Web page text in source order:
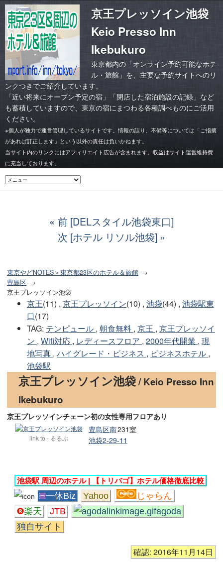
京王プレッソイン池袋
Keio Presso Inn
Ikebukuro
東京都内の「オンライン予約可能なホテ
ル・旅館」を、主要な予約サイトへのリ
ンクつきでご紹介しています。
「近い将来にオープン予定の宿 」「閉店した宿泊施設の記録 」など
も蓄積していますので、東京の宿にまつわる各種調べものにご活用
ください。
※個人が独力で運営管理しているサイトです。情報の誤り、不備等については「ご指摘
があれば訂正します」という以外の責任は負いかねます。
当サイト内のリンクにはアフィリエイト広告が含まれます。収益はサイト運営維持費
に充当しております。
前 [DELスタイル池袋東口]
次 [ホテル リソル池袋]
東京やどNOTES＞東京都23区のホテル＆旅館
豊島区
京王プレッソイン池袋
京王(11) , 京王プレッソイン(10) , 池袋(44) , 池袋駅東
口(17)
TAG: テンピュール , 朝食無料 , 京王 , 京王プレッソイ
ン , Wifi対応 , レディースフロア , 2000年代開業 , 現
地写真 , ハイグレード・ビジネス , ビジネスホテル ,
池袋駅
京王プレッソイン池袋/ Keio Presso Inn
Ikebukuro
京王プレッソインチェーン初の女性専用フロアあり
link to - るるぶ
231室
豊島区南
池袋2-29-11
池袋駅 周辺のホテル | 【トリバゴ】ホテル価格徹底比較
一休Biz Yahoo
じゃらん
楽天
JTB
agoda
独自サイト
確認: 2016年11月14日